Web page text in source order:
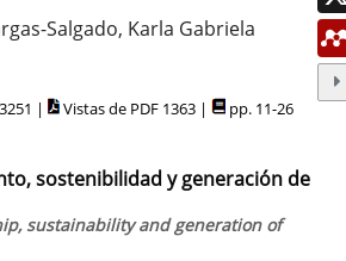
Salgado, Karla Gabriela
| Vistas de PDF 1363 | pp. 11-26
sostenibilidad y generación de
sustainability and generation of